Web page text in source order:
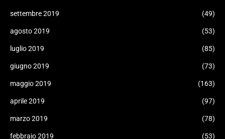
settembre 2019 (49)
agosto 2019 (53)
luglio 2019 (85)
giugno 2019 (73)
maggio 2019 (163)
aprile 2019 (97)
marzo 2019 (78)
febbraio 2019 (53)